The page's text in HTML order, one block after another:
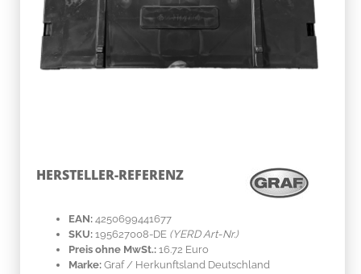
HERSTELLER-REFERENZ
EAN: 4250699441677
SKU: 195627008-DE (YERD Art-Nr.)
Preis ohne MwSt.: 16.72 Euro
Marke: Graf/ Herkunftsland Deutschland